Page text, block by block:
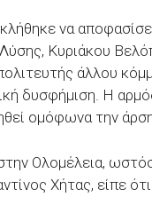
να
Κυριάκου
άλλου
δυσφήμιση. Η
ομόφωνα την
στην Ολομέλεια,
Χήτας, είπε